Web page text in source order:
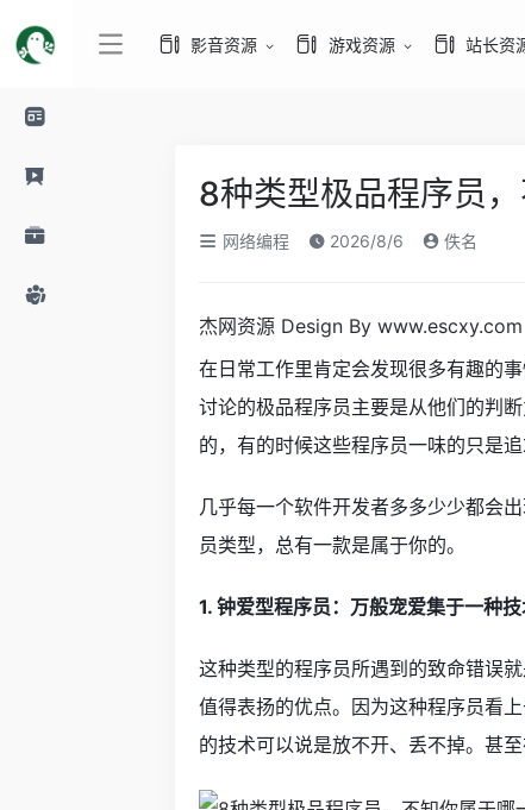
影音资源 游戏资源 站长资
8种类型极品程序员
网络编程 2026/8/6 佚名
杰网资源 Design By www.escxy.com
在日常工作里肯定会发现很多有趣的
讨论的极品程序员主要是从他们的判
的，有的时候这些程序员一味的只是
几乎每一个软件开发者多多少少都会
员类型，总有一款是属于你的。
1. 钟爱型程序员：万般宠爱集于一种
这种类型的程序员所遇到的致命错误
值得表扬的优点。因为这种程序员看
的技术可以说是放不开、丢不掉。甚